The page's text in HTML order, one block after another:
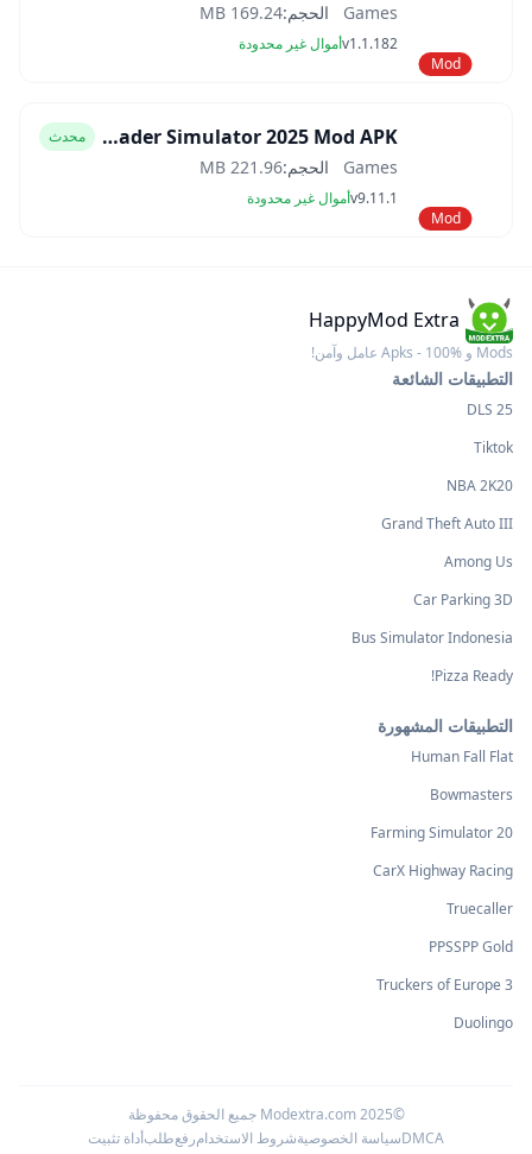
Mod
Games الحجم:169.24 MB
v1.1.182أموال غير محدودة
Mod
Car Trader Simulator 2025 Mod APK محدث
Games الحجم:221.96 MB
v9.11.1أموال غير محدودة
HappyMod Extra
Mods و Apks - 100% عامل وآمن!
التطبيقات الشائعة
DLS 25
Tiktok
NBA 2K20
Grand Theft Auto III
Among Us
Car Parking 3D
Bus Simulator Indonesia
Pizza Ready!
التطبيقات المشهورة
Human Fall Flat
Bowmasters
Farming Simulator 20
CarX Highway Racing
Truecaller
PPSSPP Gold
Truckers of Europe 3
Duolingo
©2025 Modextra.com جميع الحقوق محفوظة
DMCAسياسة الخصوصيةشروط الاستخدامرفعطلبأداة تثبيت